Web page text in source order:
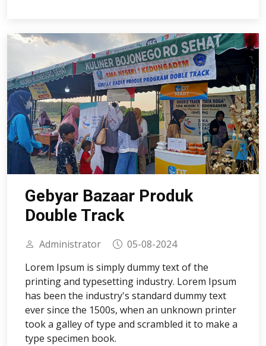
Gebyar Bazaar Produk
Double Track
Administrator
05-08-2024
Lorem Ipsum is simply dummy text of the
printing and typesetting industry. Lorem Ipsum
has been the industry's standard dummy text
ever since the 1500s, when an unknown printer
took a galley of type and scrambled it to make a
type specimen book.